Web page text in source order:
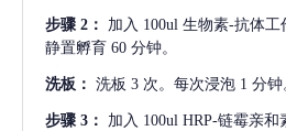
步骤 2： 加入 100ul 生物素-抗体工
静置孵育 60 分钟。
洗板： 洗板 3 次。每次浸泡 1 分钟
步骤 3： 加入 100ul HRP-链霉亲